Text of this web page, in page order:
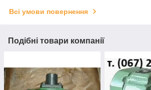
Всі умови повернення
Подібні товари компанії